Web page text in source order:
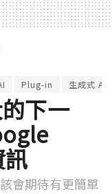
Plug-in 生成式 AI
下一
會期待有更簡單